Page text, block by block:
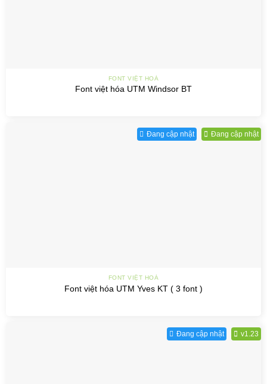
FONT VIỆT HOÁ
Font việt hóa UTM Windsor BT
Đang cập nhật Đang cập nhật
FONT VIỆT HOÁ
Font việt hóa UTM Yves KT ( 3 font )
Đang cập nhật v1.23